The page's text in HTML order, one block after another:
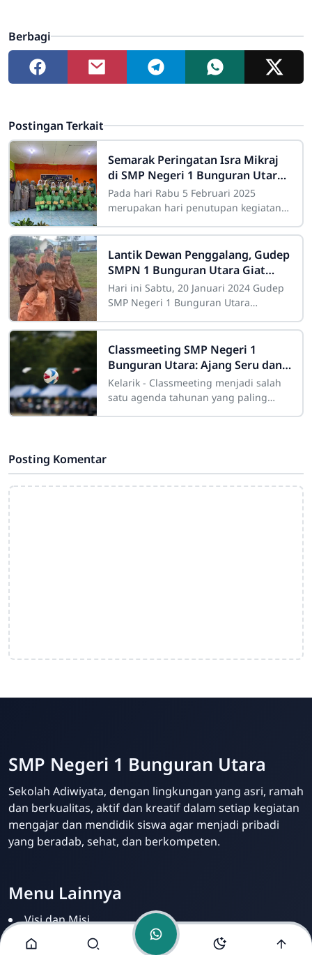
Admin Sekolah
Berbagi
Postingan Terkait
Semarak Peringatan Isra Mikraj
di SMP Negeri 1 Bunguran Utara:
Meneguhkan Pentingnya Sholat
dalam Kehidupan
Pada hari Rabu 5 Februari 2025
merupakan hari penutupan kegiatan
SMPN 1 Bunguran Utara. Penutupan
ini diikuti
Lantik Dewan Penggalang, Gudep
SMPN 1 Bunguran Utara Giat
Persami
Hari ini Sabtu, 20 Januari 2024 Gudep
SMP Negeri 1 Bunguran Utara
sabtu minggu (persami) di lapangan
SMA Negeri 1
Classmeeting SMP Negeri 1
Bunguran Utara: Ajang Seru dan
Kompetitif Antar Kelas
Kelarik - Classmeeting menjadi salah
satu agenda tahunan yang paling
Posting Komentar
SMP Negeri 1 Bunguran Utara
Sekolah Adiwiyata, dengan lingkungan yang asri, ramah
dan berkualitas, aktif dan kreatif dalam setiap kegiatan
mengajar dan mendidik siswa agar menjadi pribadi
yang beradab, sehat, dan berkompeten.
Menu Lainnya
Visi dan Misi
Pengumuman